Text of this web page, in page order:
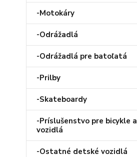
-Motokáry
-Odrážadlá
-Odrážadlá pre batoľatá
-Prilby
-Skateboardy
-Príslušenstvo pre bicykle a
vozidlá
-Ostatné detské vozidlá